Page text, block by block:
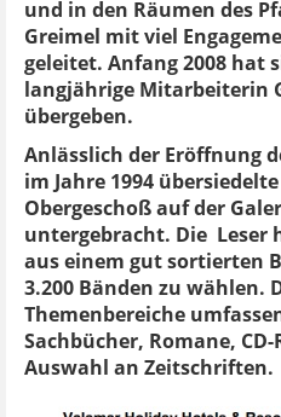
und in den Räumen des
Greimel mit viel
geleitet. Anfang 2008 hat
langjährige Mitarbeiterin
übergeben.
Anlässlich der Eröffnung
im Jahre 1994
Obergeschoß auf der
untergebracht. Die Leser
aus einem gut sortierten
3.200 Bänden zu wählen.
Themenbereiche
Sachbücher, Romane,
Auswahl an Zeitschriften.